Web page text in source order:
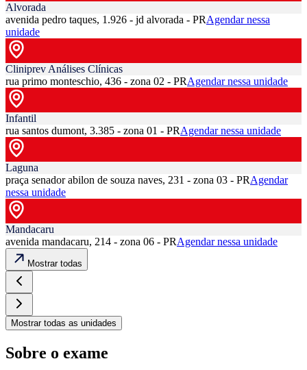
Alvorada
avenida pedro taques, 1.926 - jd alvorada - PRAgendar nessa
unidade
Cliniprev Análises Clínicas
rua primo monteschio, 436 - zona 02 - PRAgendar nessa unidade
Infantil
rua santos dumont, 3.385 - zona 01 - PRAgendar nessa unidade
Laguna
praça senador abilon de souza naves, 231 - zona 03 - PRAgendar
nessa unidade
Mandacaru
avenida mandacaru, 214 - zona 06 - PRAgendar nessa unidade
Mostrar todas
Mostrar todas as unidades
Sobre o exame